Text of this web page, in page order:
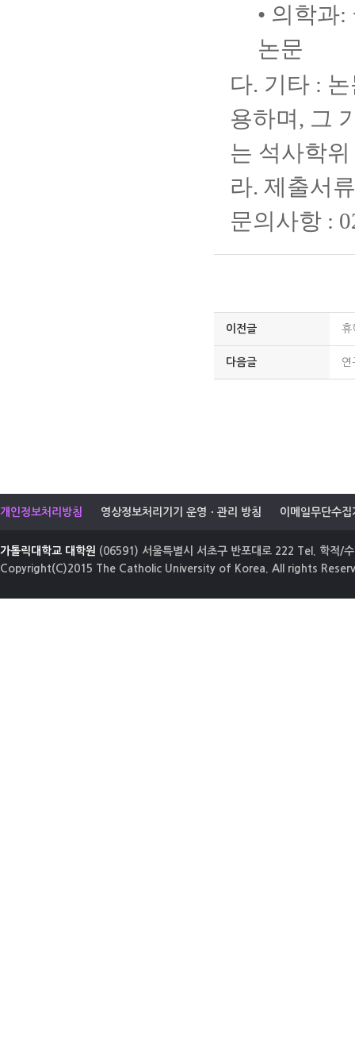
• 의학과
논문
다. 기타 :
용하며, 그
는 석사학
라. 제출서
문의사항 :
이전글 휴
다음글 연
개인정보처리방침 영상정보처리기기 운영ㆍ관리 방침 이메일무단수집
가톨릭대학교 대학원 (06591) 서울특별시 서초구 반포대로 222 Tel. 학적/
Copyright(C)2015 The Catholic University of Korea. All rights